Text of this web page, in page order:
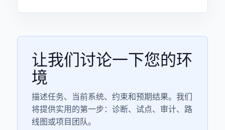
让我们讨论一下您的环
境
描述任务、当前系统、约束和预期结果。我们
将提供实用的第一步：诊断、试点、审计、路
线图或项目团队。